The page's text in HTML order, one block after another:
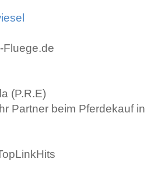
Fluege.de
(P.R.E)
Partner beim Pferdekauf